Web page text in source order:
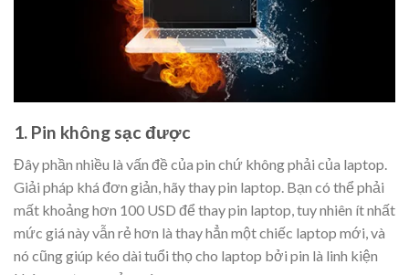
1. Pin không sạc được
Đây phần nhiều là vấn đề của pin chứ không phải của laptop.
Giải pháp khá đơn giản, hãy thay pin laptop. Bạn có thể phải
mất khoảng hơn 100 USD để thay pin laptop, tuy nhiên ít nhất
mức giá này vẫn rẻ hơn là thay hẳn một chiếc laptop mới, và
nó cũng giúp kéo dài tuổi thọ cho laptop bởi pin là linh kiện